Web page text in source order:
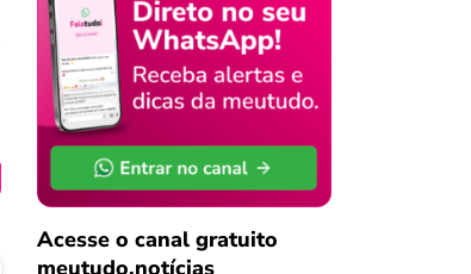
Acesse o canal gratuito
meutudo.notícias